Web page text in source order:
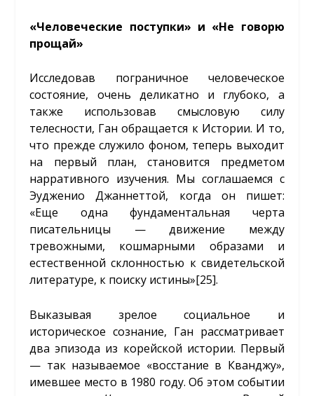
«Человеческие поступки» и «Не говорю
прощай»
Исследовав пограничное человеческое
состояние, очень деликатно и глубоко, а
также использовав смысловую силу
телесности, Ган обращается к Истории. И то,
что прежде служило фоном, теперь выходит
на первый план, становится предметом
нарративного изучения. Мы соглашаемся с
Эудженио Джаннеттой, когда он пишет:
«Еще одна фундаментальная черта
писательницы — движение между
тревожными, кошмарными образами и
естественной склонностью к свидетельской
литературе, к поиску истины»[25].
Выказывая зрелое социальное и
историческое сознание, Ган рассматривает
два эпизода из корейской истории. Первый
— так называемое «восстание в Кванджу»,
имевшее место в 1980 году. Об этом событии